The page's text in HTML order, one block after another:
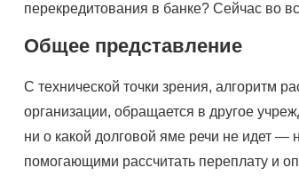
перекредитования в банке? Сейчас во
Общее представление
С технической точки зрения, алгоритм
организации, обращается в другое
ни о какой долговой яме речи не идет —
помогающими рассчитать переплату и